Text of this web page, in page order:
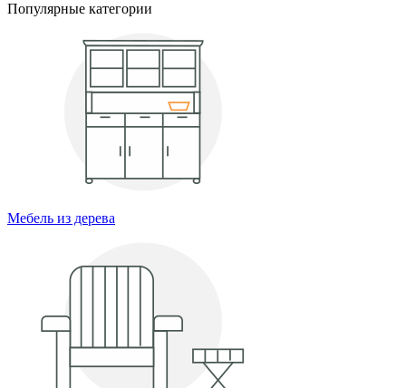
Популярные категории
Мебель из дерева